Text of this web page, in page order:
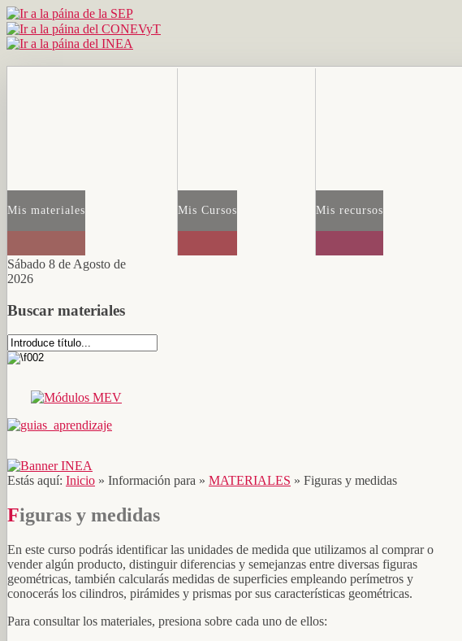
Mis materiales Mis Cursos Mis recursos
Sábado 8 de Agosto de
2026
Buscar materiales
Estás aquí: Inicio » Información para » MATERIALES » Figuras y medidas
Figuras y medidas
En este curso podrás identificar las unidades de medida que utilizamos al comprar o
vender algún producto, distinguir diferencias y semejanzas entre diversas figuras
geométricas, también calcularás medidas de superficies empleando perímetros y
conocerás los cilindros, pirámides y prismas por sus características geométricas.
Para consultar los materiales, presiona sobre cada uno de ellos: